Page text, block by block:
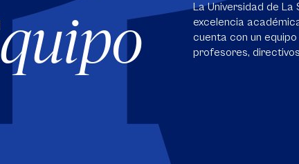
La Universidad de
excelencia
cuenta con un
profesores,